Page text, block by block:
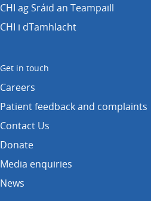
CHI ag Sráid an Teampaill
CHI i dTamhlacht
Get in touch
Careers
Patient feedback and complaints
Contact Us
Donate
Media enquiries
News